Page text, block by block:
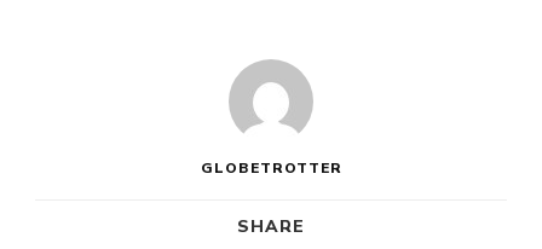
GLOBETROTTER
SHARE